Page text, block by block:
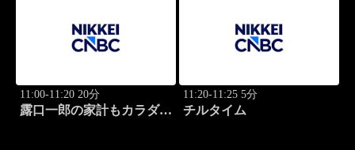
11:00-11:20 20分
露口一郎の家計もカラダも
11:20-11:25 5分
チルタイム